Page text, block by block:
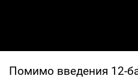
Помимо введения 12-